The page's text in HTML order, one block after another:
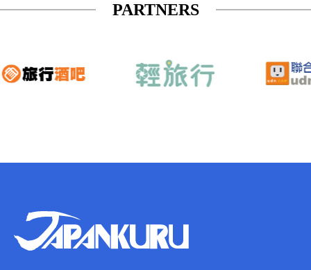
PARTNERS